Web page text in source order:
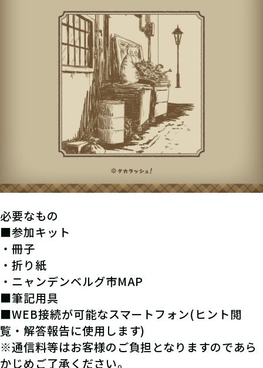
必要なもの
■参加キット
・冊子
・折り紙
・ニャンデンベルグ市MAP
■筆記用具
■WEB接続が可能なスマートフォン(ヒント閲
覧・解答報告に使用します)
※通信料等はお客様のご負担となりますのであら
かじめご了承ください。